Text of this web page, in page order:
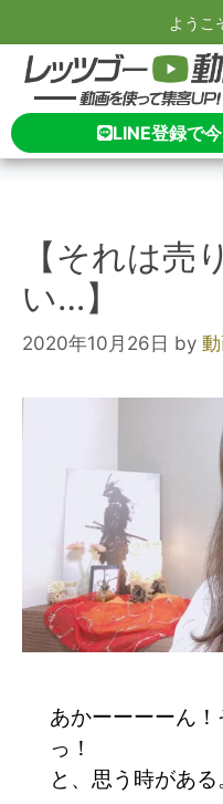
ようこ
LINE登録で
【それは売
い…】
2020年10月26日 by
あかーーーーん
っ！
と、思う時がある